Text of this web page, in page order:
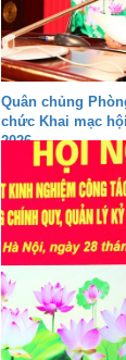
Quân chủng
chức Khai mạc
2026